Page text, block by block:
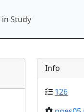
in Study
Info
126